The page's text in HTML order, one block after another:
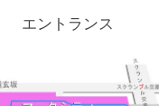
エントランス